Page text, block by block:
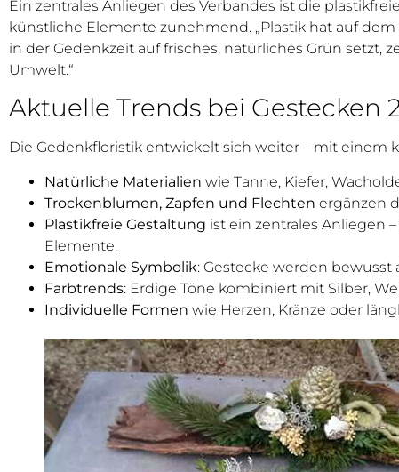
Ein zentrales Anliegen des Verbandes ist die
künstliche Elemente zunehmend. „Plastik hat auf dem
in der Gedenkzeit auf frisches, natürliches Grün
Umwelt.“
Aktuelle Trends bei Gestecken
Die Gedenkfloristik entwickelt sich weiter – mit einem
Natürliche Materialien wie Tanne, Kiefer,
Trockenblumen, Zapfen und Flechten ergänzen
Plastikfreie Gestaltung ist ein zentrales Anliegen
Elemente.
Emotionale Symbolik: Gestecke werden bewusst
Farbtrends: Erdige Töne kombiniert mit Silber,
Individuelle Formen wie Herzen, Kränze oder